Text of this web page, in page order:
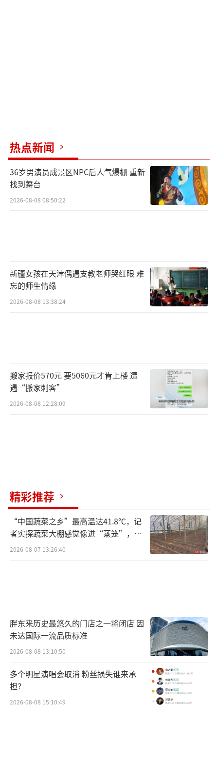
热点新闻
36岁男演员成景区NPC后人气爆棚 重新
找到舞台
2026-08-08 08:50:22
新疆女孩在天津偶遇支教老师哭红眼 难
忘的师生情缘
2026-08-08 13:38:24
搬家报价570元 要5060元才肯上楼 遭
遇“搬家刺客”
2026-08-08 12:28:09
精彩推荐
“中国蔬菜之乡”最高温达41.8℃，记
者实探蔬菜大棚感觉像进“蒸笼”，有
村民称只能凌晨两点起来干活
2026-08-07 13:26:40
胖东来历史最悠久的门店之一将闭店 因
未达国际一流品质标准
2026-08-08 13:10:50
多个明星演唱会取消 粉丝损失谁来承
担？
2026-08-08 15:10:49